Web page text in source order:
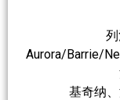
Aurora/Barrie/
基奇纳